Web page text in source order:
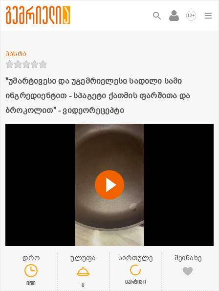
12+
"უმარტივესი და უგემრიელესი სადილი სამი
ინგრედიენტით - სპაგეტი ქათმის ფარშითა და
ბროკოლით" - ვიდეორეცეპტი
პასტა
დრო
0წთ
ულუფა
0
სირთულე
მარტივი
შეინახე